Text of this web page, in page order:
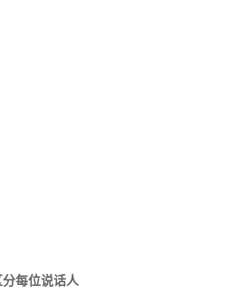
每位说话人